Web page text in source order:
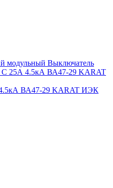
ВА47-29 KARAT ИЭК